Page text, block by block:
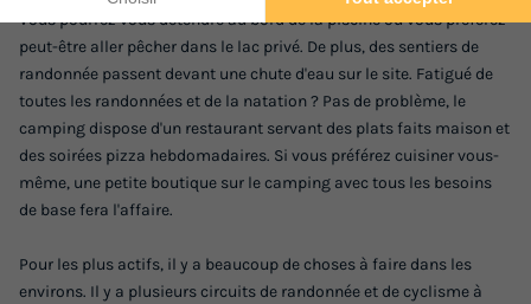
Vous pourrez vous détendre au bord de la piscine ou vous préférez
peut-être aller pêcher dans le lac privé. De plus, des sentiers de
randonnée passent devant une chute d'eau sur le site. Fatigué de
toutes les randonnées et de la natation ? Pas de problème, le
camping dispose d'un restaurant servant des plats faits maison et
des soirées pizza hebdomadaires. Si vous préférez cuisiner vous-
même, une petite boutique sur le camping avec tous les besoins
de base fera l'affaire.
Pour les plus actifs, il y a beaucoup de choses à faire dans les
environs. Il y a plusieurs circuits de randonnée et de cyclisme à